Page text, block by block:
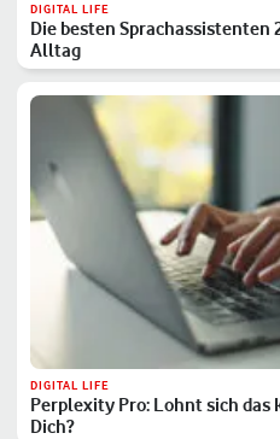
DIGITAL LIFE
Die besten Sprachassistenten
Alltag
DIGITAL LIFE
Perplexity Pro: Lohnt sich
Dich?